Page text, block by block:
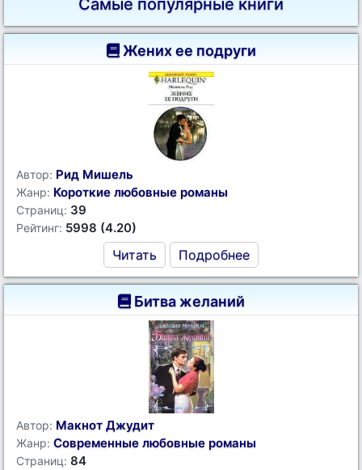
Самые популярные книги
Жених ее подруги
Автор: Рид Мишель
Жанр: Короткие любовные романы
Страниц: 39
Рейтинг: 5998 (4.20)
Читать Подробнее
Битва желаний
Автор: Макнот Джудит
Жанр: Современные любовные романы
Страниц: 84